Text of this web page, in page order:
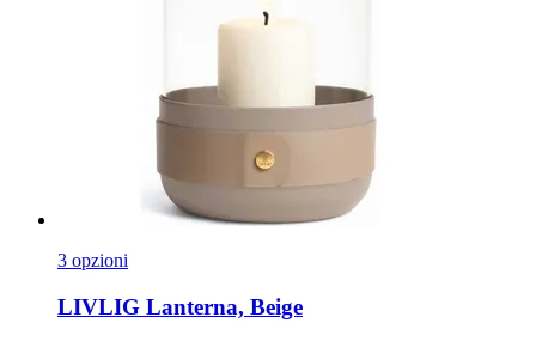
3 opzioni
LIVLIG Lanterna, Beige